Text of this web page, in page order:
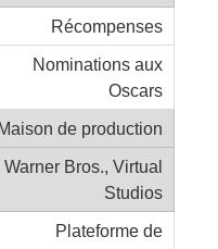
Récompenses
Nominations aux
Oscars
de production
Warner Bros., Virtual
Studios
Plateforme de